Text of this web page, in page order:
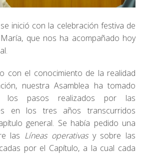
inició con la celebración festiva de
que nos ha acompañado hoy
con el conocimiento de la realidad
nuestra Asamblea ha tomado
los pasos realizados por las
en los tres años transcurridos
general. Se había pedido una
las Líneas operativas y sobre las
por el Capítulo, a la cual cada